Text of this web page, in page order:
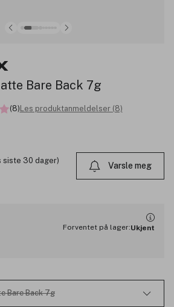
Bare Back 7g
(8) Les produktanmeldelser (8)
siste 30 dager)
Varsle meg
Forventet på lager:Ukjent
Bare Back 7g